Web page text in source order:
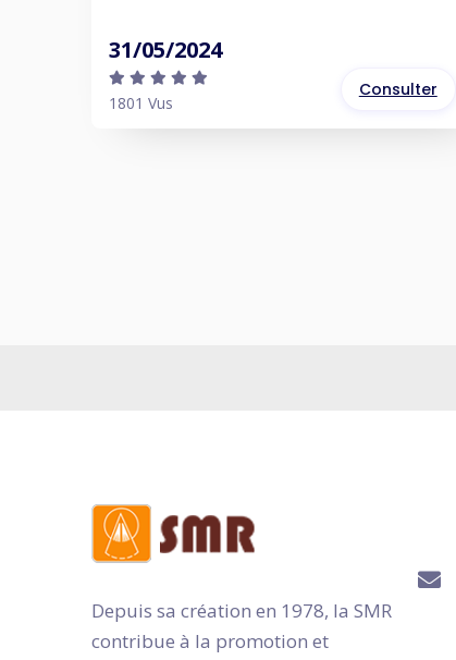
31/05/2024
1801 Vus
Consulter
Depuis sa création en 1978, la SMR
contribue à la promotion et